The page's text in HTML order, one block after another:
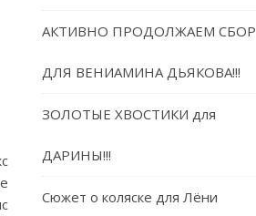
АКТИВНО ПРОДОЛЖАЕМ СБОР
ДЛЯ ВЕНИАМИНА ДЬЯКОВА!!!
ЗОЛОТЫЕ ХВОСТИКИ для
ДАРИНЫ!!!
Сюжет о коляске для Лёни